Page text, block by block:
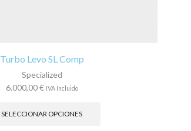
Turbo Levo SL Comp
Specialized
6.000,00€ IVA Incluido
SELECCIONAR OPCIONES